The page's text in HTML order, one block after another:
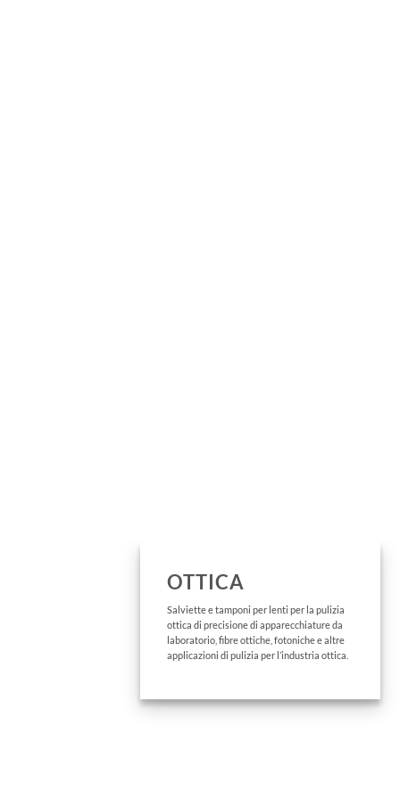
OTTICA
Salviette e tamponi per lenti per la pulizia
ottica di precisione di apparecchiature da
laboratorio, fibre ottiche, fotoniche e altre
applicazioni di pulizia per l’industria ottica.